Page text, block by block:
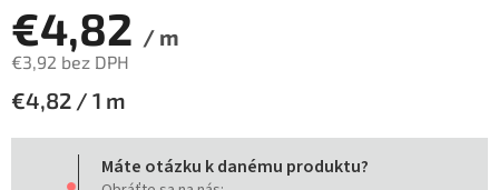
€4,82 / m
€3,92 bez DPH
Jednotková
€4,82 / 1 m
Máte otázku k danému produktu?